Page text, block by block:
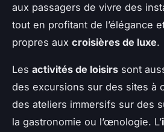
aux passagers de vivre des
tout en profitant de l’élégance
propres aux croisières de luxe.
Les activités de loisirs sont
des excursions sur des sites à
des ateliers immersifs sur des
la gastronomie ou l’œnologie. L’